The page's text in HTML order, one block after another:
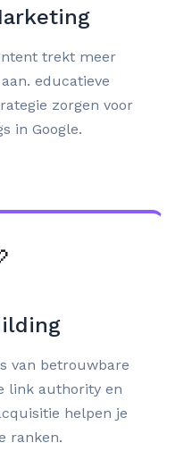
trekt meer
educatieve
zorgen voor
in Google.
van betrouwbare
link authority en
helpen je
ranken.